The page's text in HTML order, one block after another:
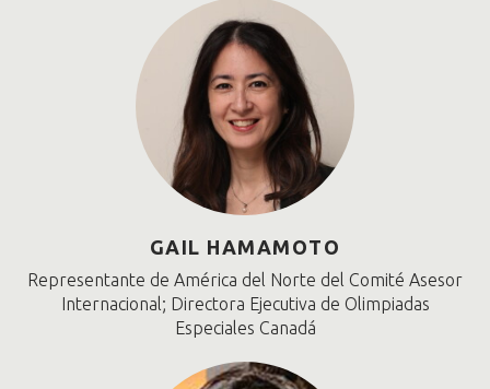
GAIL HAMAMOTO
Representante de América del Norte del Comité Asesor
Internacional; Directora Ejecutiva de Olimpiadas
Especiales Canadá